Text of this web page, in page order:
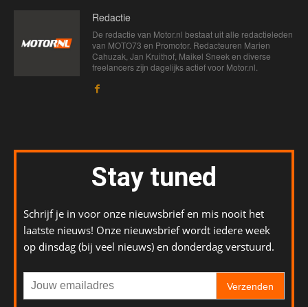
Redactie
De redactie van Motor.nl bestaat uit alle redactieleden
van MOTO73 en Promotor. Redacteuren Marien
Cahuzak, Jan Kruithof, Maikel Sneek en diverse
freelancers zijn dagelijks actief voor Motor.nl.
Stay tuned
Schrijf je in voor onze nieuwsbrief en mis nooit het
laatste nieuws! Onze nieuwsbrief wordt iedere week
op dinsdag (bij veel nieuws) en donderdag verstuurd.
Verzenden